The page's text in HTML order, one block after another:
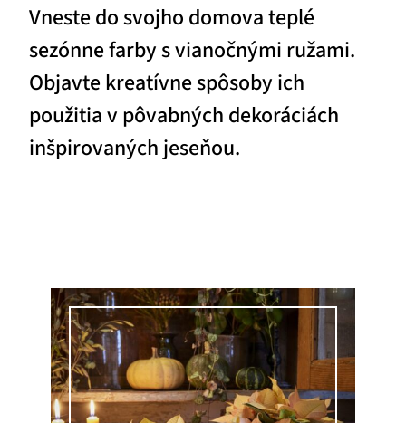
Vneste do svojho domova teplé
sezónne farby s vianočnými ružami.
Objavte kreatívne spôsoby ich
použitia v pôvabných dekoráciách
inšpirovaných jeseňou.